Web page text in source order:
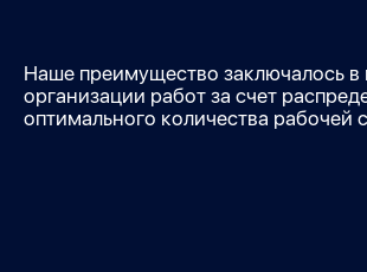
Наше преимущество заключалось в
организации работ за счет
оптимального количества рабочей